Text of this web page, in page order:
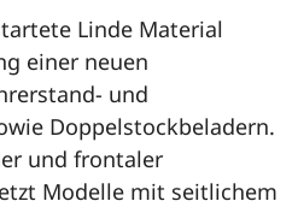
Linde Material
einer neuen
und
Doppelstockbeladern.
und frontaler
Modelle mit seitlichem